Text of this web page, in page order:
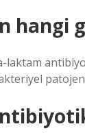
hangi
laktam